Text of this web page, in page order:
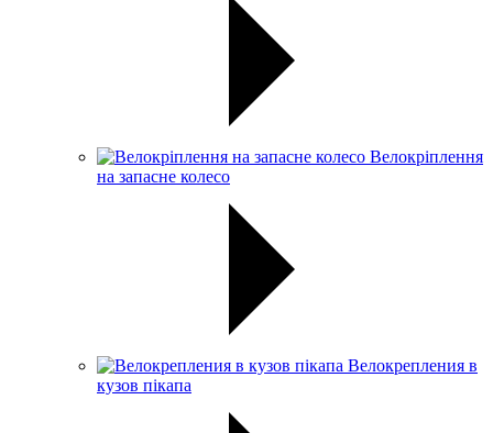
Велокріплення
на запасне колесо
Велокрепления в
кузов пікапа